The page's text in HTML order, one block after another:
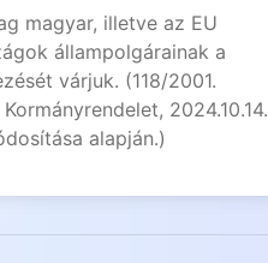
magyar, illetve az EU
állampolgárainak a
várjuk. (118/2001.
2024.10.14.
alapján.)